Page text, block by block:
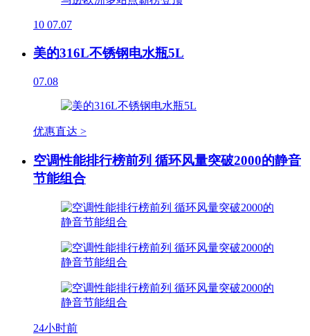
10 07.07
美的316L不锈钢电水瓶5L
07.08
优惠直达 >
空调性能排行榜前列 循环风量突破2000的静音
节能组合
24小时前